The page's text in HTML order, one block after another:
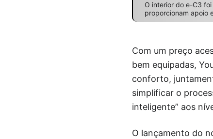
O interior do e-C3
proporcionam apoio
Com um preço
bem equipadas,
conforto,
simplificar o
inteligente” aos
O lançamento do